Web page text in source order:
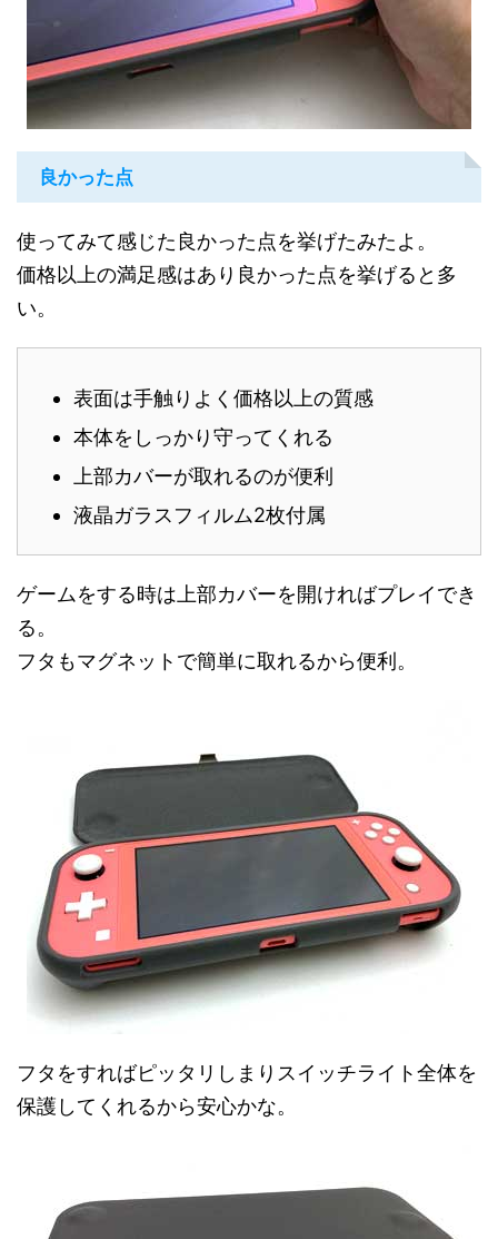
良かった点
使ってみて感じた良かった点を挙げたみたよ。
価格以上の満足感はあり良かった点を挙げると多
い。
表面は手触りよく価格以上の質感
本体をしっかり守ってくれる
上部カバーが取れるのが便利
液晶ガラスフィルム2枚付属
ゲームをする時は上部カバーを開ければプレイでき
る。
フタもマグネットで簡単に取れるから便利。
フタをすればピッタリしまりスイッチライト全体を
保護してくれるから安心かな。